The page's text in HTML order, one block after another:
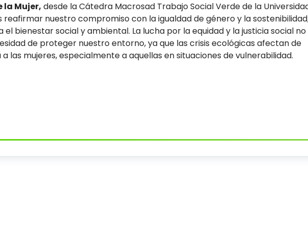
la Mujer, desde la Cátedra Macrosad Trabajo Social Verde de la
reafirmar nuestro compromiso con la igualdad de género y la
bienestar social y ambiental. La lucha por la equidad y la justicia social no
de proteger nuestro entorno, ya que las crisis ecológicas afectan de
las mujeres, especialmente a aquellas en situaciones de vulnerabilidad.